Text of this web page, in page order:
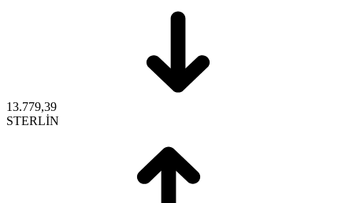
13.779,39
STERLİN